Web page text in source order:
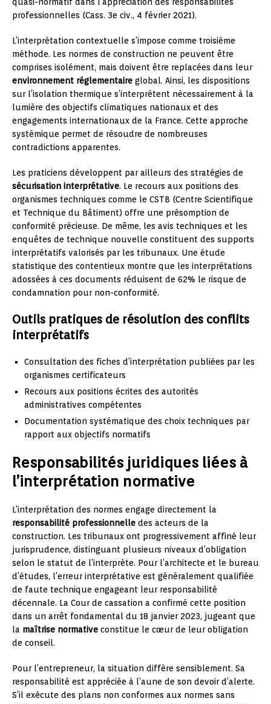
quasi-normatif dans l’appréciation des responsabilités
professionnelles (Cass. 3e civ., 4 février 2021).
L’interprétation contextuelle s’impose comme troisième
méthode. Les normes de construction ne peuvent être
comprises isolément, mais doivent être replacées dans leur
environnement réglementaire global. Ainsi, les dispositions
sur l’isolation thermique s’interprètent nécessairement à la
lumière des objectifs climatiques nationaux et des
engagements internationaux de la France. Cette approche
systémique permet de résoudre de nombreuses
contradictions apparentes.
Les praticiens développent par ailleurs des stratégies de
sécurisation interprétative. Le recours aux positions des
organismes techniques comme le CSTB (Centre Scientifique
et Technique du Bâtiment) offre une présomption de
conformité précieuse. De même, les avis techniques et les
enquêtes de technique nouvelle constituent des supports
interprétatifs valorisés par les tribunaux. Une étude
statistique des contentieux montre que les interprétations
adossées à ces documents réduisent de 62% le risque de
condamnation pour non-conformité.
Outils pratiques de résolution des conflits
interprétatifs
Consultation des fiches d’interprétation publiées par les
organismes certificateurs
Recours aux positions écrites des autorités
administratives compétentes
Documentation systématique des choix techniques par
rapport aux objectifs normatifs
Responsabilités juridiques liées à
l’interprétation normative
L’interprétation des normes engage directement la
responsabilité professionnelle des acteurs de la
construction. Les tribunaux ont progressivement affiné leur
jurisprudence, distinguant plusieurs niveaux d’obligation
selon le statut de l’interprète. Pour l’architecte et le bureau
d’études, l’erreur interprétative est généralement qualifiée
de faute technique engageant leur responsabilité
décennale. La Cour de cassation a confirmé cette position
dans un arrêt fondamental du 18 janvier 2023, jugeant que
la maîtrise normative constitue le cœur de leur obligation
de conseil.
Pour l’entrepreneur, la situation diffère sensiblement. Sa
responsabilité est appréciée à l’aune de son devoir d’alerte.
S’il exécute des plans non conformes aux normes sans